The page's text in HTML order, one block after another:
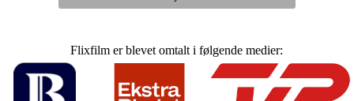
Flixfilm er blevet omtalt i følgende medier: